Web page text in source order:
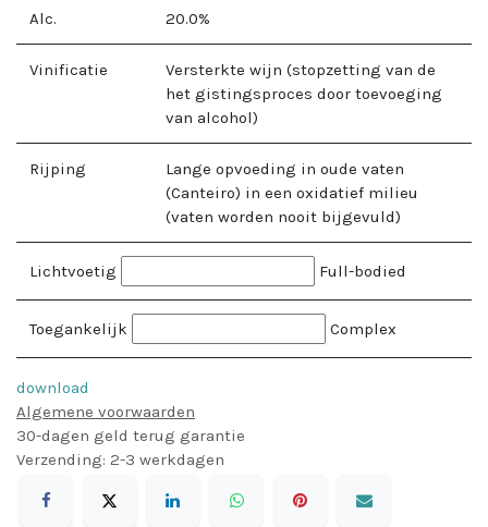
Alc. 20.0%
Vinificatie
Versterkte wijn (stopzetting van de
het gistingsproces door toevoeging
van alcohol)
Rijping
Lange opvoeding in oude vaten
(Canteiro) in een oxidatief milieu
(vaten worden nooit bijgevuld)
Lichtvoetig Full-bodied
Toegankelijk Complex
download
Algemene voorwaarden
30-dagen geld terug garantie
Verzending: 2-3 werkdagen